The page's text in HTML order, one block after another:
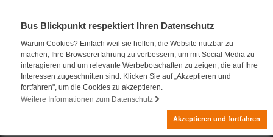
Bus Blickpunkt respektiert Ihren Datenschutz
Warum Cookies? Einfach weil sie helfen, die Website nutzbar zu
machen, Ihre Browsererfahrung zu verbessern, um mit Social Media zu
interagieren und um relevante Werbebotschaften zu zeigen, die auf Ihre
Interessen zugeschnitten sind. Klicken Sie auf „Akzeptieren und
fortfahren", um die Cookies zu akzeptieren.
Weitere Informationen zum Datenschutz
Akzeptieren und fortfahren